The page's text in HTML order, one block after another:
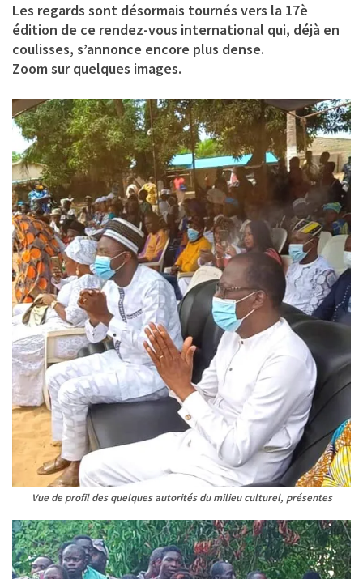
Les regards sont désormais tournés vers la 17è
édition de ce rendez-vous international qui, déjà en
coulisses, s’annonce encore plus dense.
Zoom sur quelques images.
Vue de profil des quelques autorités du milieu culturel, présentes